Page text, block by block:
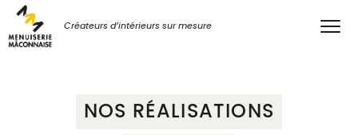
Créateurs d’intérieurs sur mesure
NOS RÉALISATIONS